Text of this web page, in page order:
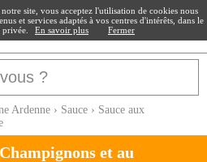
Ardenne › Sauce › Sauce aux
et au
site, vous acceptez l'utilisation de cookies nous
et services adaptés à vos centres d'intérêts, dans le
En savoir plus Fermer